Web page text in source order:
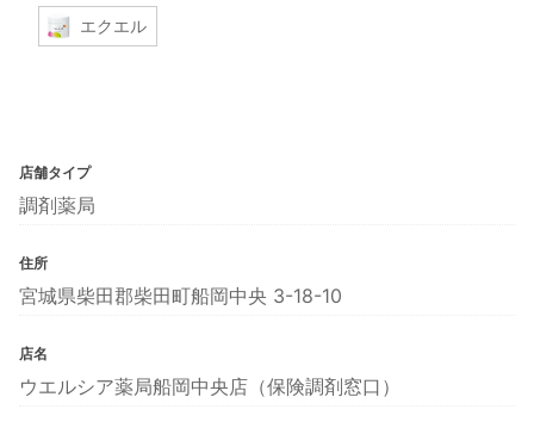
エクエル
店舗タイプ
調剤薬局
住所
宮城県柴田郡柴田町船岡中央 3-18-10
店名
ウエルシア薬局船岡中央店（保険調剤窓口）